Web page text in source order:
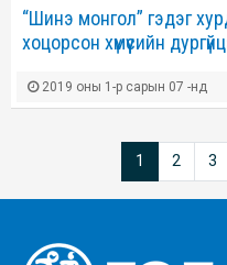
“Шинэ монгол” гэдэг
хоцорсон хүмүүсийн
2019 оны 1-р сарын 07 -нд
1 2 3